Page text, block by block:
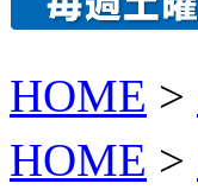
HOME >
HOME >